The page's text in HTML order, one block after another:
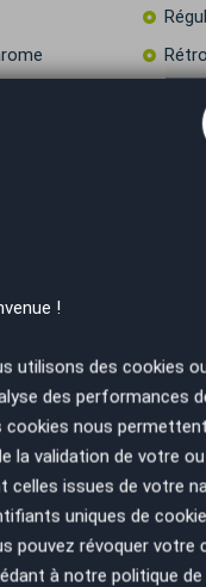
approche
!
utilisons des cookies
des performances
cookies nous
la validation de votre
celles issues de votre
uniques de
pouvez révoquer votre
à notre politique